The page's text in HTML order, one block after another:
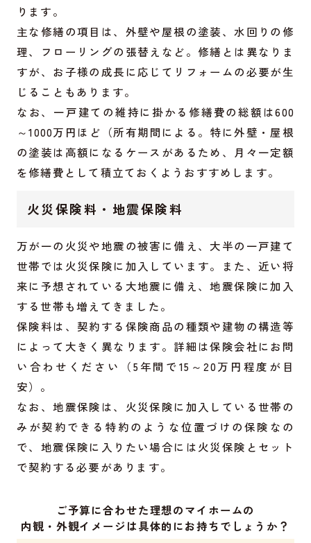
ります。
主な修繕の項目は、外壁や屋根の塗装、水回りの修
理、フローリングの張替えなど。修繕とは異なりま
すが、お子様の成長に応じてリフォームの必要が生
じることもあります。
なお、一戸建ての維持に掛かる修繕費の総額は600
～1000万円ほど（所有期間による。特に外壁・屋根
の塗装は高額になるケースがあるため、月々一定額
を修繕費として積立ておくようおすすめします。
火災保険料・地震保険料
万が一の火災や地震の被害に備え、大半の一戸建て
世帯では火災保険に加入しています。また、近い将
来に予想されている大地震に備え、地震保険に加入
する世帯も増えてきました。
保険料は、契約する保険商品の種類や建物の構造等
によって大きく異なります。詳細は保険会社にお問
い合わせください（5年間で15～20万円程度が目
安）。
なお、地震保険は、火災保険に加入している世帯の
みが契約できる特約のような位置づけの保険なの
で、地震保険に入りたい場合には火災保険とセット
で契約する必要があります。
ご予算に合わせた理想のマイホームの
内観・外観イメージは具体的にお持ちでしょうか？